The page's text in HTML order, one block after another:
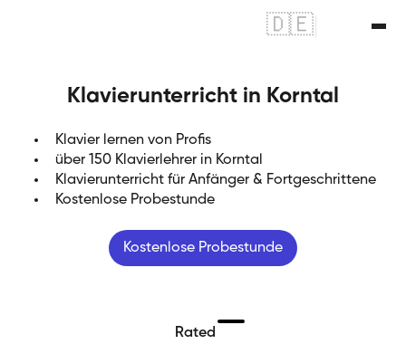
🇩🇪
Klavierunterricht in Korntal
Klavier lernen von Profis
über 150 Klavierlehrer in Korntal
Klavierunterricht für Anfänger & Fortgeschrittene
Kostenlose Probestunde
Kostenlose Probestunde
Rated